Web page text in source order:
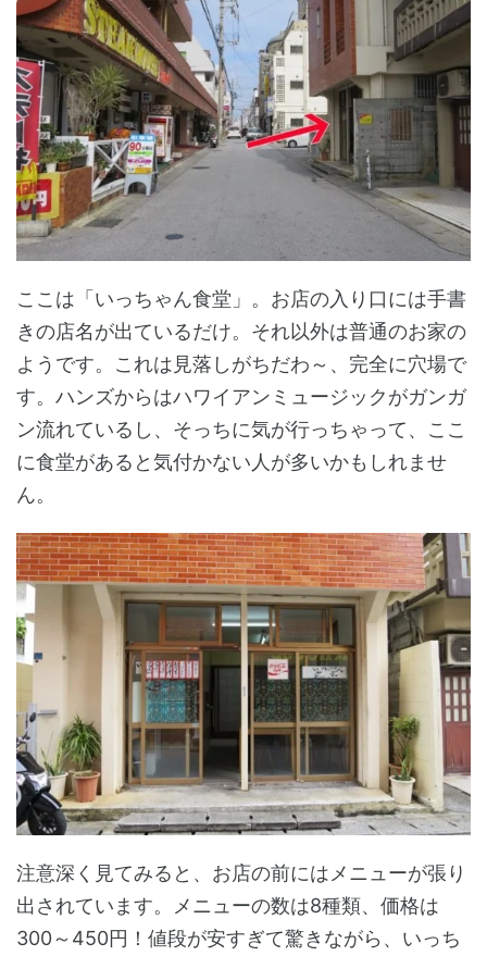
ここは「いっちゃん食堂」。お店の入り口には手書
きの店名が出ているだけ。それ以外は普通のお家の
ようです。これは見落しがちだわ～、完全に穴場で
す。ハンズからはハワイアンミュージックがガンガ
ン流れているし、そっちに気が行っちゃって、ここ
に食堂があると気付かない人が多いかもしれませ
ん。
注意深く見てみると、お店の前にはメニューが張り
出されています。メニューの数は8種類、価格は
300～450円！値段が安すぎて驚きながら、いっち